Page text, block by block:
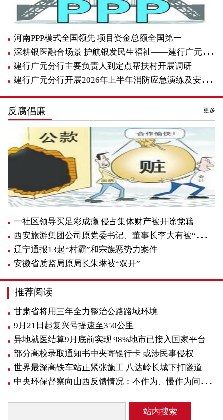
河南PPP模式全国领先 项目资金总额全国第一
深耕银医融合场景 护航银发民生福祉——建行广元分行适老示范网...
建行广元分行主要负责人到定点帮扶村开展调研
建行广元分行开展2026年上半年消防应急演练及安全知识培训
反腐倡廉 更多
一社区领导买足彩成瘾 侵占集体财产被开除党籍
西安旅游集团公司原党委书记、董事长李大有被“双开”
辽宁通报13起“村霸”和宗族恶势力案件
安徽省质监局原局长朱琳被“双开”
推荐阅读
甘肃省将用三年全力整治公路路域环境
9月21日起复兴号提速至350公里
异地就医结算9月底前实现 98%地市已接入国家平台
部分高校录取通知书中夹寄银行卡 或涉民事侵权
世界最深高铁车站正紧张施工 八达岭长城下打隧道
中央环保督察向山西反馈情况：不作为、慢作为问题多见
站内搜索